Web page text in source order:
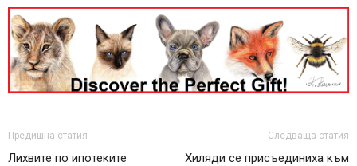
Предишна статия
Лихвите по ипотеките
Следваща статия
Хиляди се присъединиха към